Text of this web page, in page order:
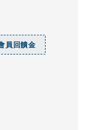
員回饋金